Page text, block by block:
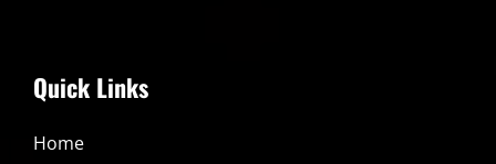
Quick Links
Home